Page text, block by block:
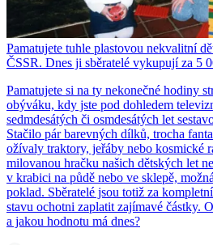
Pamatujete tuhle plastovou nekvalitní
ČSSR. Dnes ji sběratelé vykupují za 5
Pamatujete si na ty nekonečné hodiny
obýváku, kdy jste pod dohledem
sedmdesátých či osmdesátých let
Stačilo pár barevných dílků, trocha
ožívaly traktory, jeřáby nebo kosmické
milovanou hračku našich dětských let
v krabici na půdě nebo ve sklepě,
poklad. Sběratelé jsou totiž za
stavu ochotni zaplatit zajímavé částky.
a jakou hodnotu má dnes?